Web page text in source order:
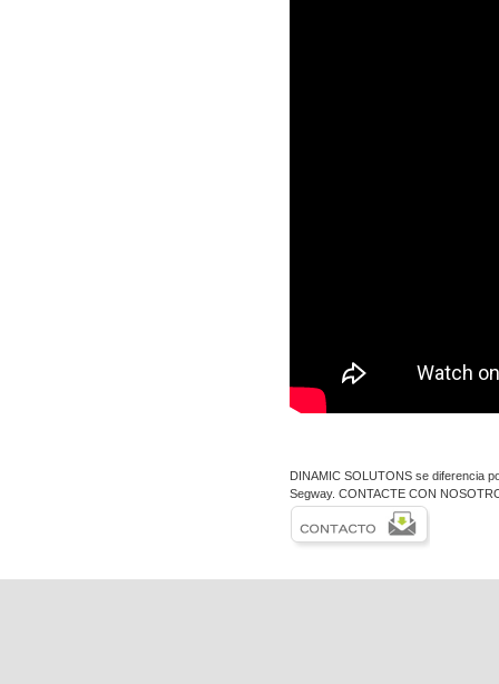
DINAMIC SOLUTONS se diferencia
Segway. CONTACTE CON